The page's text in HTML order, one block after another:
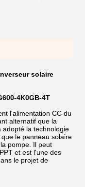
solaire
4K0GB-4T
l'alimentation CC du
alternatif que la
la technologie
le panneau solaire
pompe. Il peut
et est l'une des
le projet de